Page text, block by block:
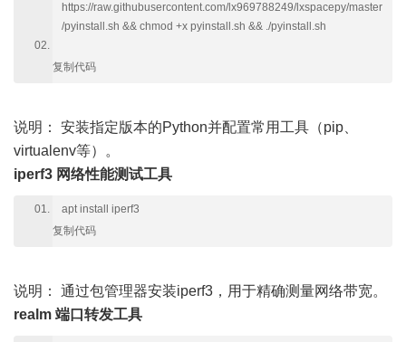
https://raw.githubusercontent.com/lx969788249/lxspacepy/master
/pyinstall.sh && chmod +x pyinstall.sh && ./pyinstall.sh
复制代码
说明：
安装指定版本的Python并配置常用工具（pip、
virtualenv等）。
iperf3 网络性能测试工具
apt install iperf3
复制代码
说明：
通过包管理器安装iperf3，用于精确测量网络带宽。
realm 端口转发工具